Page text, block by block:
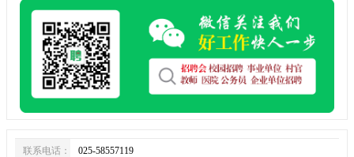
联系电话： 025-58557119